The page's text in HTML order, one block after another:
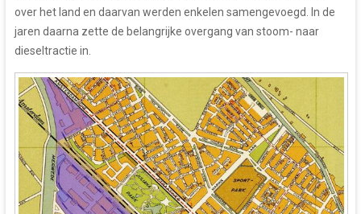
over het land en daarvan werden enkelen samengevoegd. In de
jaren daarna zette de belangrijke overgang van stoom- naar
dieseltractie in.